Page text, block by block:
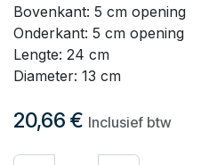
Bovenkant: 5 cm opening
Onderkant: 5 cm opening
Lengte: 24 cm
Diameter: 13 cm
20,66 € Inclusief btw